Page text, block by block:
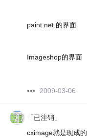
paint.net 的界面
Imageshop的界面
2009-03-06
「已注销」
cximage就是现成的